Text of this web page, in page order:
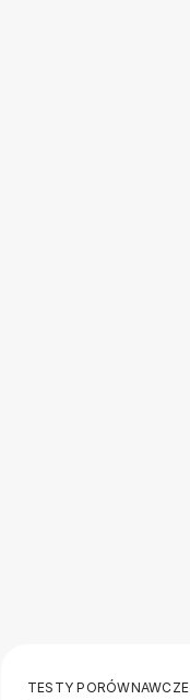
TESTY PORÓWNAWCZE